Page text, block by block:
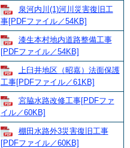
泉河内川(1)河川災害復旧工
事[PDFファイル／54KB]
漆生本村地内道路整備工事
[PDFファイル／54KB]
上臼井地区（昭嘉）法面保護
工事[PDFファイル／61KB]
宮脇水路改修工事[PDFファ
イル／60KB]
棚田水路外3災害復旧工事
[PDFファイル／60KB]